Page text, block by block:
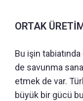
ORTAK
Bu işin
de savunma
etmek de var.
büyük bir gücü